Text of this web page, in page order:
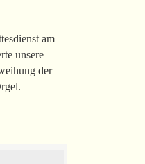
am
unsere
der